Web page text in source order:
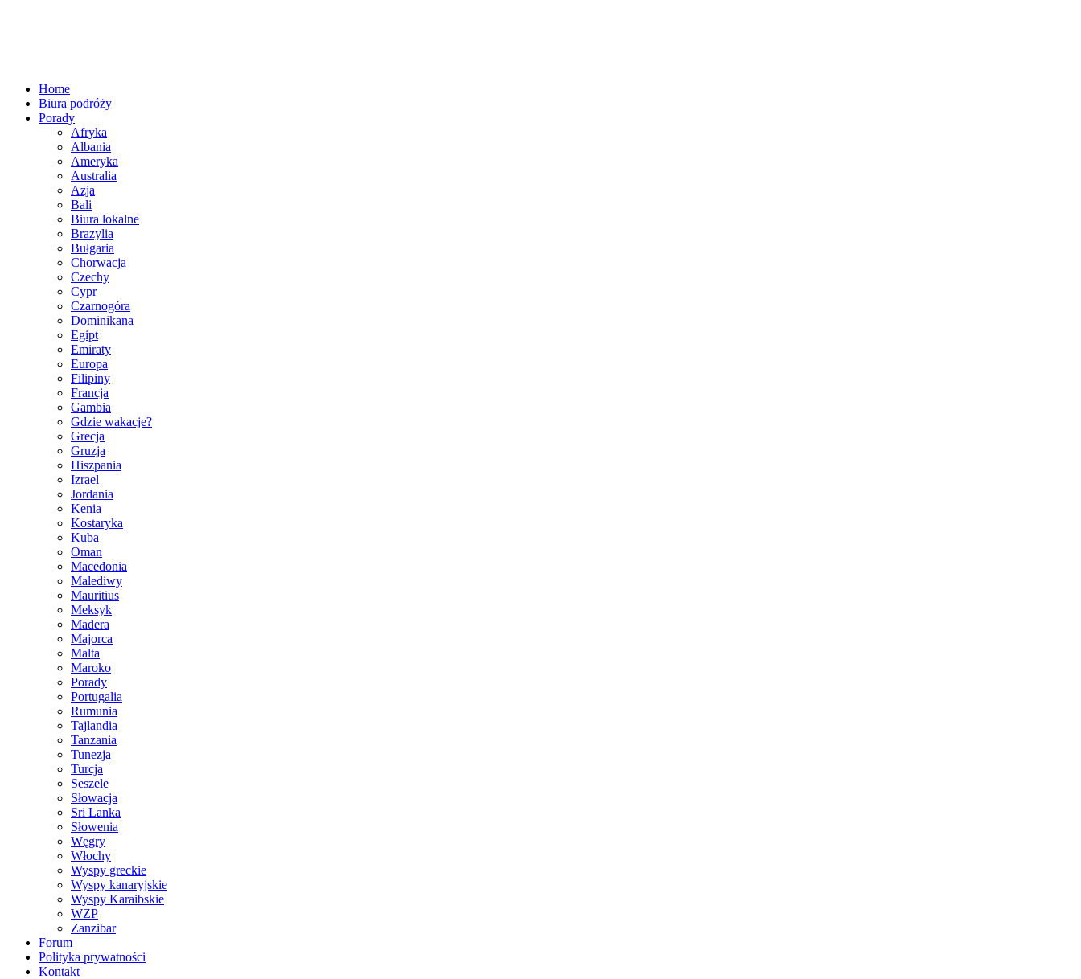
Home
Biura podróży
Porady
Afryka
Albania
Ameryka
Australia
Azja
Bali
Biura lokalne
Brazylia
Bułgaria
Chorwacja
Czechy
Cypr
Czarnogóra
Dominikana
Egipt
Emiraty
Europa
Filipiny
Francja
Gambia
Gdzie wakacje?
Grecja
Gruzja
Hiszpania
Izrael
Jordania
Kenia
Kostaryka
Kuba
Oman
Macedonia
Malediwy
Mauritius
Meksyk
Madera
Majorca
Malta
Maroko
Porady
Portugalia
Rumunia
Tajlandia
Tanzania
Tunezja
Turcja
Seszele
Słowacja
Sri Lanka
Słowenia
Węgry
Włochy
Wyspy greckie
Wyspy kanaryjskie
Wyspy Karaibskie
WZP
Zanzibar
Forum
Polityka prywatności
Kontakt